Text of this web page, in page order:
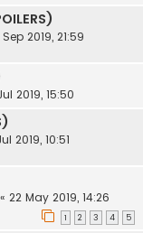
2019, 21:59
2019, 15:50
2019, 10:51
« 22 May 2019, 14:26
1 2 3 4 5